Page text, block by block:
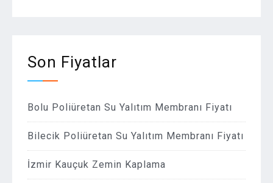
Son Fiyatlar
Bolu Poliüretan Su Yalıtım Membranı Fiyatı
Bilecik Poliüretan Su Yalıtım Membranı Fiyatı
İzmir Kauçuk Zemin Kaplama